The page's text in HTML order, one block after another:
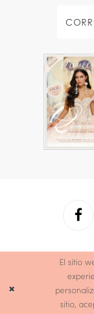
El sitio
sitio,